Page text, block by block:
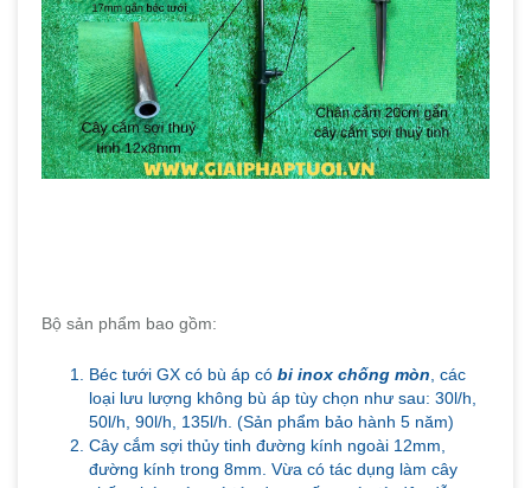
Bộ sản phẩm bao gồm:
Béc tưới GX có bù áp có bi inox chống mòn, các
loại lưu lượng không bù áp tùy chọn như sau: 30l/h,
50l/h, 90l/h, 135l/h. (Sản phẩm bảo hành 5 năm)
Cây cắm sợi thủy tinh đường kính ngoài 12mm,
đường kính trong 8mm. Vừa có tác dụng làm cây